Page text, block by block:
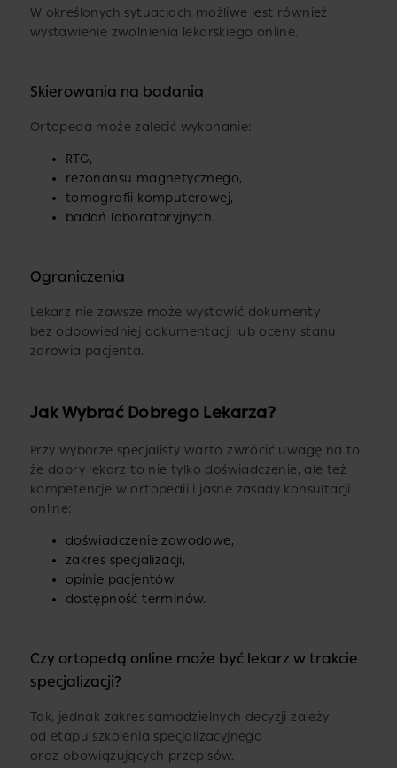
W określonych sytuacjach możliwe jest również
wystawienie zwolnienia lekarskiego online.
Skierowania na badania
Ortopeda może zalecić wykonanie:
RTG,
rezonansu magnetycznego,
tomografii komputerowej,
badań laboratoryjnych.
Ograniczenia
Lekarz nie zawsze może wystawić dokumenty
bez odpowiedniej dokumentacji lub oceny stanu
zdrowia pacjenta.
Jak Wybrać Dobrego Lekarza?
Przy wyborze specjalisty warto zwrócić uwagę na to,
że dobry lekarz to nie tylko doświadczenie, ale też
kompetencje w ortopedii i jasne zasady konsultacji
online:
doświadczenie zawodowe,
zakres specjalizacji,
opinie pacjentów,
dostępność terminów.
Czy ortopedą online może być lekarz w trakcie
specjalizacji?
Tak, jednak zakres samodzielnych decyzji zależy
od etapu szkolenia specjalizacyjnego
oraz obowiązujących przepisów.